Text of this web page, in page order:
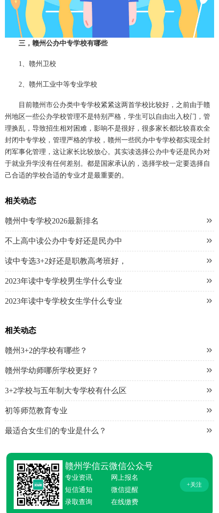
三，赣州公办中专学校有哪些
1、赣州卫校
2、赣州工业中等专业学校
目前赣州市公办类中专学校紧紧这两首学校比较好，之前由于赣
州地区一些公办学校管理不是特别严格，学生可以自由出入校门，管
理换乱，导致招生相对困难，影响不是很好，很多家长都比较喜欢全
封闭中专学校，管理严格的学校，赣州一些民办中专学校都实现全封
闭军事化管理，这让家长比较放心。其实读选择公办中专还是民办对
于就业升学没有任何差别。都是国家承认的，选择学校一定要选择自
己合适的学校合适的专业才是最重要的。
相关动态

赣州中专学校2026最新排名

不上高中读公办中专好还是民办中

读中专选3+2好还是职教高考班好，

2023年读中专学校男生学什么专业

2023年读中专学校女生学什么专业
相关动态

赣州3+2的学校有哪些？

赣州学幼师哪所学校更好？

3+2学校与五年制大专学校有什么区

初等师范教育专业

最适合女生们的专业是什么？
赣州学信云微信公众号
专业资讯
网上报名
短信通知
微信提醒
录取查询
在线缴费
+关注